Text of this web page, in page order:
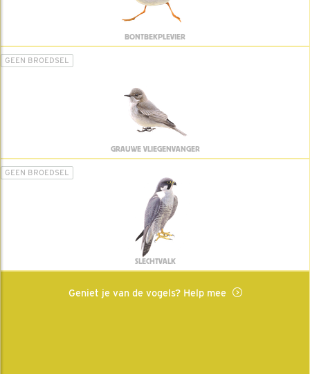
BONTBEKPLEVIER
GEEN BROEDSEL
GRAUWE VLIEGENVANGER
GEEN BROEDSEL
SLECHTVALK
Geniet je van de vogels? Help mee